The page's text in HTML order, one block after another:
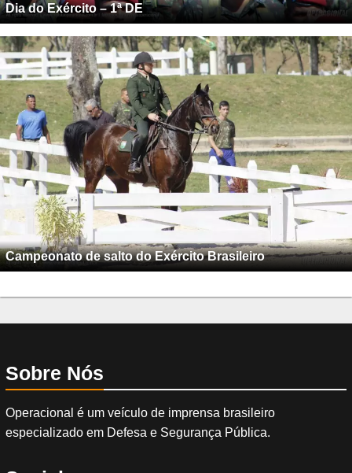
Dia do Exército – 1ª DE
Campeonato de salto do Exército Brasileiro
Sobre Nós
Operacional é um veículo de imprensa brasileiro
especializado em Defesa e Segurança Pública.